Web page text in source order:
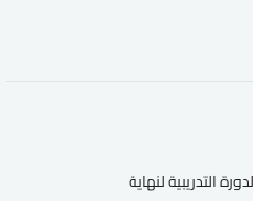
التدريبية لنهاية